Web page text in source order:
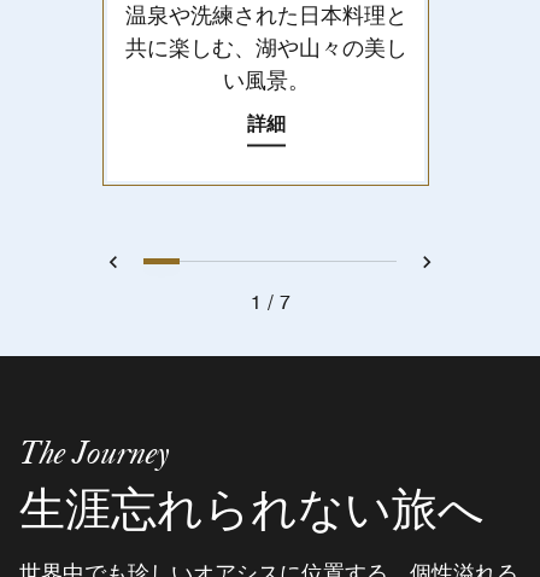
温泉や洗練された日本料理と
共に楽しむ、湖や山々の美し
い風景。
詳細
戻る
1 2 3 4 5 6 7 次へ
1 7
The Journey
生涯忘れられない旅へ